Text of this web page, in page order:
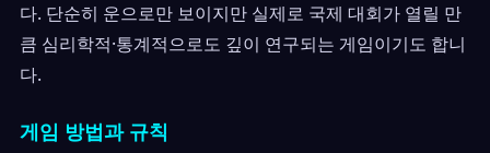
다. 단순히 운으로만 보이지만 실제로 국제 대회가 열릴 만
큼 심리학적·통계적으로도 깊이 연구되는 게임이기도 합니
다.
게임 방법과 규칙